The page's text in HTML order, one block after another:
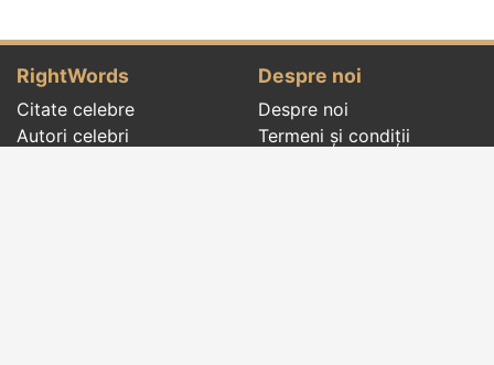
RightWords
Citate celebre
Autori celebri
Despre noi
Despre noi
Termeni și condiții